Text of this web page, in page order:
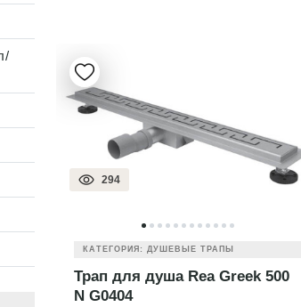
294
КАТЕГОРИЯ: ДУШЕВЫЕ ТРАПЫ
Трап для душа Rea Greek 500
N G0404